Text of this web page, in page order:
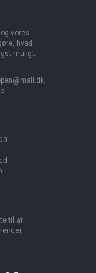
vores
hvad
muligt.
til at